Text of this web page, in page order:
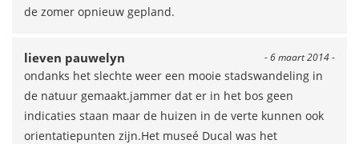
de zomer opnieuw gepland.
- 6 maart 2014 -
lieven pauwelyn
ondanks het slechte weer een mooie stadswandeling in
de natuur gemaakt.jammer dat er in het bos geen
indicaties staan maar de huizen in de verte kunnen ook
orientatiepunten zijn.Het museé Ducal was het